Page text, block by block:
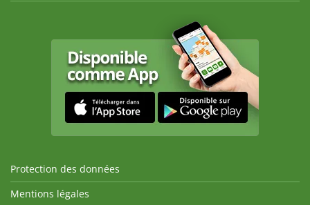
Protection des données
Mentions légales